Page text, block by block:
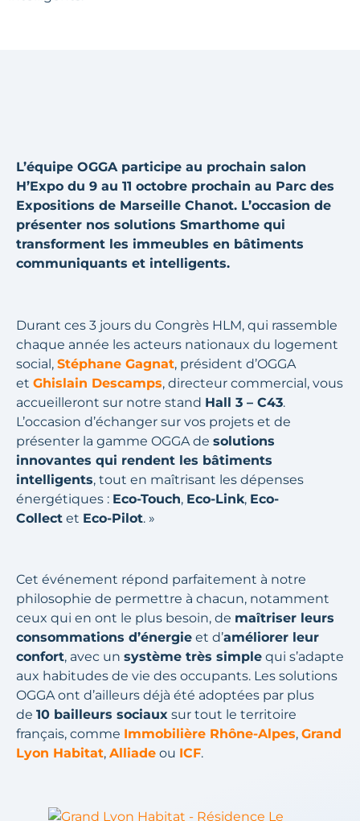
L’équipe OGGA participe au prochain salon
H’Expo du 9 au 11 octobre prochain au Parc des
Expositions de Marseille Chanot. L’occasion de
présenter nos solutions Smarthome qui
transforment les immeubles en bâtiments
communiquants et intelligents.
Durant ces 3 jours du Congrès HLM, qui rassemble
chaque année les acteurs nationaux du logement
social, Stéphane Gagnat, président d’OGGA
et Ghislain Descamps, directeur commercial, vous
accueilleront sur notre stand Hall 3 – C43.
L’occasion d’échanger sur vos projets et de
présenter la gamme OGGA de solutions
innovantes qui rendent les bâtiments
intelligents, tout en maîtrisant les dépenses
énergétiques : Eco-Touch, Eco-Link, Eco-
Collect et Eco-Pilot. »
Cet événement répond parfaitement à notre
philosophie de permettre à chacun, notamment
ceux qui en ont le plus besoin, de maîtriser leurs
consommations d’énergie et d’améliorer leur
confort, avec un système très simple qui s’adapte
aux habitudes de vie des occupants. Les solutions
OGGA ont d’ailleurs déjà été adoptées par plus
de 10 bailleurs sociaux sur tout le territoire
français, comme Immobilière Rhône-Alpes, Grand
Lyon Habitat, Alliade ou ICF.